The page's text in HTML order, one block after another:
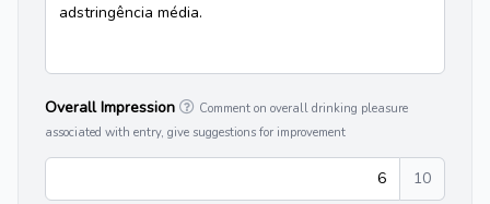
adstringência média.
Overall Impression
Comment on overall drinking pleasure
associated with entry, give suggestions for improvement
6 10